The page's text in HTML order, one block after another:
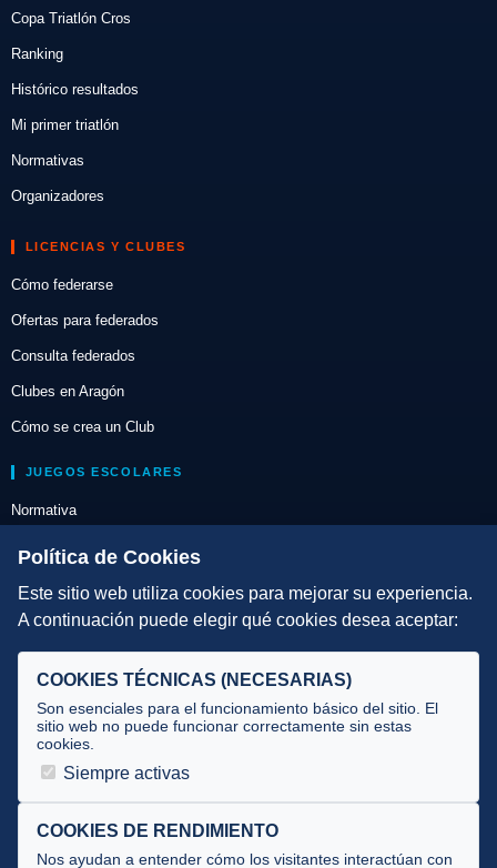
Copa Triatlón Cros
Ranking
Histórico resultados
Mi primer triatlón
Normativas
Organizadores
LICENCIAS Y CLUBES
Cómo federarse
Ofertas para federados
Consulta federados
Clubes en Aragón
Cómo se crea un Club
JUEGOS ESCOLARES
Normativa
Escuelas de Triatlón
DIRECCIÓN TÉCNICA
Selecciones
Tecnificación
JUECES Y OFICIALES
Documentos
Cursos
Política de Cookies
Este sitio web utiliza cookies para mejorar su experiencia.
A continuación puede elegir qué cookies desea aceptar:
COOKIES TÉCNICAS (NECESARIAS)
Son esenciales para el funcionamiento básico del sitio. El
sitio web no puede funcionar correctamente sin estas
cookies.
Siempre activas
COOKIES DE RENDIMIENTO
Nos ayudan a entender cómo los visitantes interactúan con